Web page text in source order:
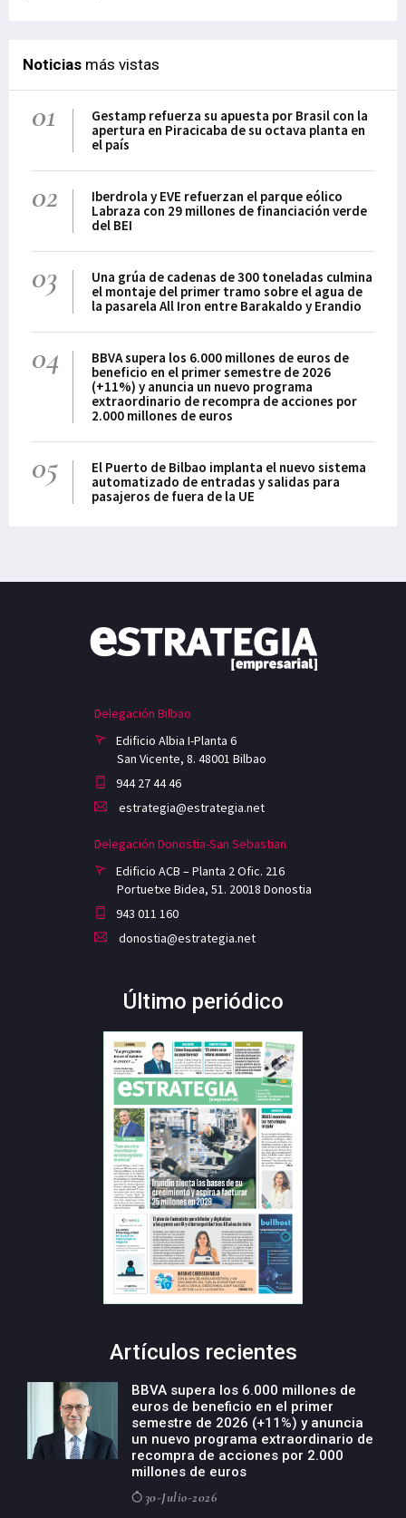
Noticias más vistas
01
Gestamp refuerza su apuesta por Brasil con la
apertura en Piracicaba de su octava planta en
el país
02
Iberdrola y EVE refuerzan el parque eólico
Labraza con 29 millones de financiación verde
del BEI
03
Una grúa de cadenas de 300 toneladas culmina
el montaje del primer tramo sobre el agua de
la pasarela All Iron entre Barakaldo y Erandio
04
BBVA supera los 6.000 millones de euros de
beneficio en el primer semestre de 2026
(+11%) y anuncia un nuevo programa
extraordinario de recompra de acciones por
2.000 millones de euros
05
El Puerto de Bilbao implanta el nuevo sistema
automatizado de entradas y salidas para
pasajeros de fuera de la UE
Delegación Bilbao
Edificio Albia I-Planta 6
San Vicente, 8. 48001 Bilbao
944 27 44 46
estrategia@estrategia.net
Delegación Donostia-San Sebastian
Edificio ACB – Planta 2 Ofic. 216
Portuetxe Bidea, 51. 20018 Donostia
943 011 160
donostia@estrategia.net
Último periódico
Artículos recientes
BBVA supera los 6.000 millones de
euros de beneficio en el primer
semestre de 2026 (+11%) y anuncia
un nuevo programa extraordinario de
recompra de acciones por 2.000
millones de euros
30-Julio-2026